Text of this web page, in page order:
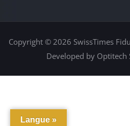
Copyright © 2026 SwissTimes
Developed by Optitech
Langue »